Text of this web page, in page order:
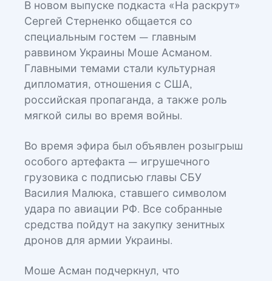
В новом выпуске подкаста «На раскрут»
Сергей Стерненко общается со
специальным гостем — главным
раввином Украины Моше Асманом.
Главными темами стали культурная
дипломатия, отношения с США,
российская пропаганда, а также роль
мягкой силы во время войны.
Во время эфира был объявлен розыгрыш
особого артефакта — игрушечного
грузовика с подписью главы СБУ
Василия Малюка, ставшего символом
удара по авиации РФ. Все собранные
средства пойдут на закупку зенитных
дронов для армии Украины.
Моше Асман подчеркнул, что